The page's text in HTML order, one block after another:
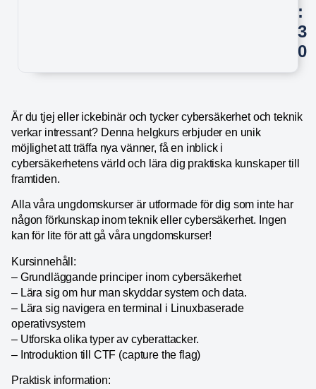
:
3
0
Är du tjej eller ickebinär och tycker cybersäkerhet och teknik
verkar intressant? Denna helgkurs erbjuder en unik
möjlighet att träffa nya vänner, få en inblick i
cybersäkerhetens värld och lära dig praktiska kunskaper till
framtiden.
Alla våra ungdomskurser är utformade för dig som inte har
någon förkunskap inom teknik eller cybersäkerhet. Ingen
kan för lite för att gå våra ungdomskurser!
Kursinnehåll:
– Grundläggande principer inom cybersäkerhet
– Lära sig om hur man skyddar system och data.
– Lära sig navigera en terminal i Linuxbaserade
operativsystem
– Utforska olika typer av cyberattacker.
– Introduktion till CTF (capture the flag)
Praktisk information: